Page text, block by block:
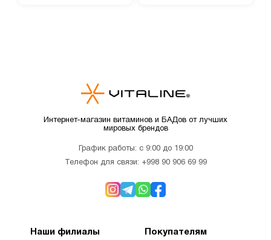
Интернет-магазин витаминов и БАДов от лучших
мировых брендов
График работы: с 9:00 до 19:00
Телефон для связи: +998 90 906 69 99
Наши филиалы Покупателям